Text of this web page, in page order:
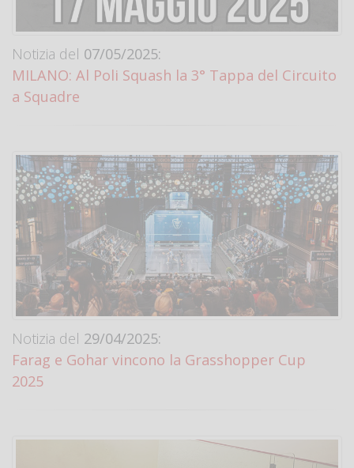
Notizia del 07/05/2025:
MILANO: Al Poli Squash la 3° Tappa del Circuito
a Squadre
Notizia del 29/04/2025:
Farag e Gohar vincono la Grasshopper Cup
2025